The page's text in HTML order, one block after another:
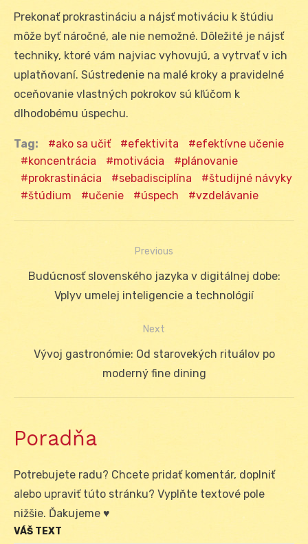
Prekonať prokrastináciu a nájsť motiváciu k štúdiu
môže byť náročné, ale nie nemožné. Dôležité je nájsť
techniky, ktoré vám najviac vyhovujú, a vytrvať v ich
uplatňovaní. Sústredenie na malé kroky a pravidelné
oceňovanie vlastných pokrokov sú kľúčom k
dlhodobému úspechu.
Tag: ako sa učiť efektivita
efektívne učenie
koncentrácia
motivácia
plánovanie
prokrastinácia
sebadisciplína
študijné návyky
štúdium
učenie úspech vzdelávanie
Navigácia
Previous
Previous
Budúcnosť slovenského jazyka v digitálnej dobe:
Vplyv umelej inteligencie a technológií
Next
Next
Vývoj gastronómie: Od starovekých rituálov po
moderný fine dining
Poradňa
Potrebujete radu? Chcete pridať komentár, doplniť
alebo upraviť túto stránku? Vyplňte textové pole
nižšie. Ďakujeme ♥
VÁŠ TEXT